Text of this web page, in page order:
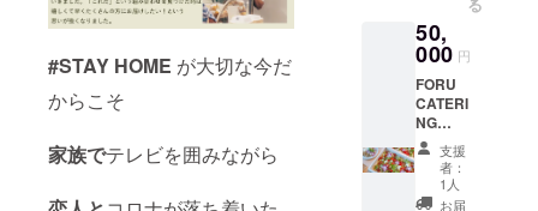
#STAY HOME が大切な今だ
からこそ
家族でテレビを囲みながら
ホーム
パー
ティー
にお伺
いして
ケータ
リング
をご用
意しま
す *ご利
る
50,
000 円
FORU
CATERI
NG
(フォ
ル・
ケータ
リング)
支援
者：
1人
お届